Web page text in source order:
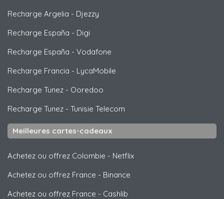
Recharge Argelia - Djezzy
Recharge España - Digi
Recharge España - Vodafone
Recharge Francia - LycaMobile
Recharge Tunez - Ooredoo
Recharge Tunez - Tunisie Telecom
Meilleures cartes-cadeaux
Achetez ou offrez Colombie - Netflix
Achetez ou offrez France - Binance
Achetez ou offrez France - Cashlib